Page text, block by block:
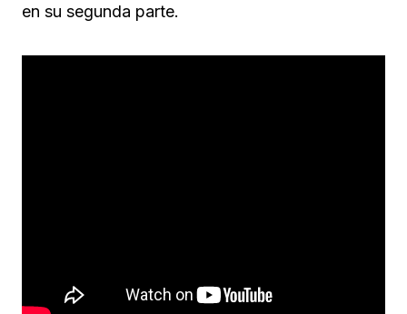
en su segunda parte.